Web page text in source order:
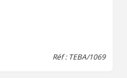
: 150 m2
Réf : TEBA/1069